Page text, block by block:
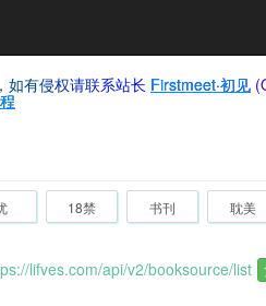
如有侵权请联系站长 Firstmeet·初见
18禁 书刊 耽美
lifves.com/api/v2/booksource/list